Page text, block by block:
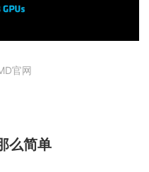
官网
么简单